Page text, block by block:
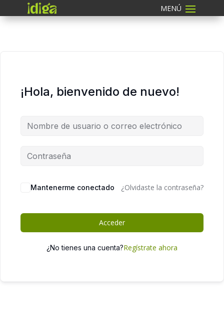
¡Hola, bienvenido de nuevo!
Mantenerme conectado ¿Olvidaste la contraseña?
Acceder
¿No tienes una cuenta?Regístrate ahora